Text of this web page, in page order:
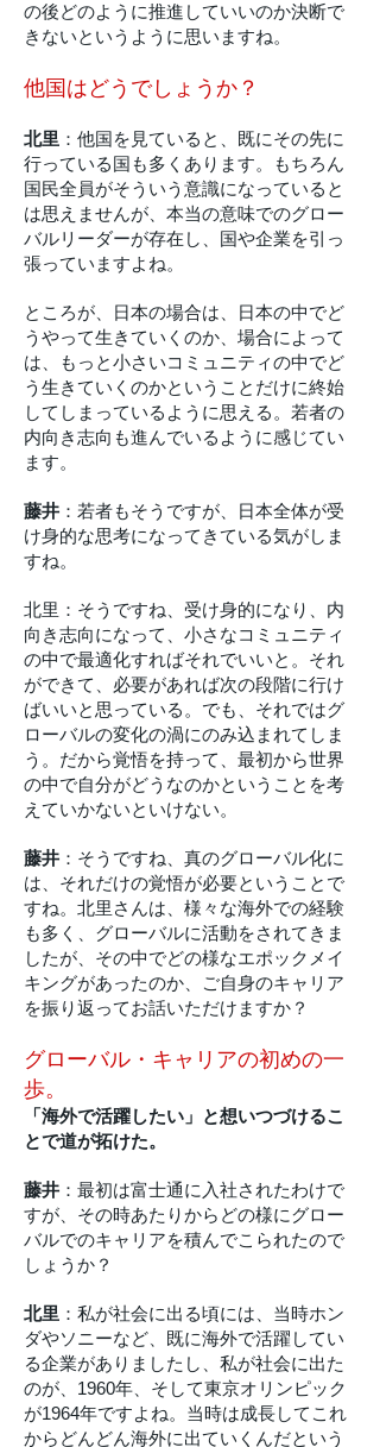
の後どのように推進していいのか決断で
きないというように思いますね。
他国はどうでしょうか？
北里 ：他国を見ていると、既にその先に
行っている国も多くあります。もちろん
国民全員がそういう意識になっていると
は思えませんが、本当の意味でのグロー
バルリーダーが存在し、国や企業を引っ
張っていますよね。
ところが、日本の場合は、日本の中でど
うやって生きていくのか、場合によって
は、もっと小さいコミュニティの中でど
う生きていくのかということだけに終始
してしまっているように思える。若者の
内向き志向も進んでいるように感じてい
ます。
藤井 ：若者もそうですが、日本全体が受
け身的な思考になってきている気がしま
すね。
北里：そうですね、受け身的になり、内
向き志向になって、小さなコミュニティ
の中で最適化すればそれでいいと。それ
ができて、必要があれば次の段階に行け
ばいいと思っている。でも、それではグ
ローバルの変化の渦にのみ込まれてしま
う。だから覚悟を持って、最初から世界
の中で自分がどうなのかということを考
えていかないといけない。
藤井 ：そうですね、真のグローバル化に
は、それだけの覚悟が必要ということで
すね。北里さんは、様々な海外での経験
も多く、グローバルに活動をされてきま
したが、その中でどの様なエポックメイ
キングがあったのか、ご自身のキャリア
を振り返ってお話いただけますか？
グローバル・キャリアの初めの一
歩。
「海外で活躍したい」と想いつづけるこ
とで道が拓けた。
藤井 ：最初は富士通に入社されたわけで
すが、その時あたりからどの様にグロー
バルでのキャリアを積んでこられたので
しょうか？
北里 ：私が社会に出る頃には、当時ホン
ダやソニーなど、既に海外で活躍してい
る企業がありましたし、私が社会に出た
のが、1960年、そして東京オリンピック
が1964年ですよね。当時は成長してこれ
からどんどん海外に出ていくんだという